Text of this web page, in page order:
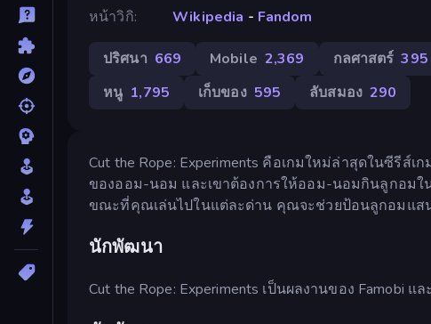
หน้าวิกิ
Wikipedia - Fandom
ปริศนา 669 Mobile 2,369 กลศาสตร์ 395
หนู 1,795 เก็บของ 595 ลับสมอง 290
Cut the Rope: Experiments คือเกมใหม่ล่าสุดในซีรี
ของออม-นอม และเขาต้องการให้ออม-นอมกินลูกอมใ
ขณะที่คุณเล่นไปในแต่ละด่าน คุณจะช่วยป้อนลูกอมแส
นักพัฒนา
Cut the Rope: Experiments เป็นผลงานของ Famobi แล